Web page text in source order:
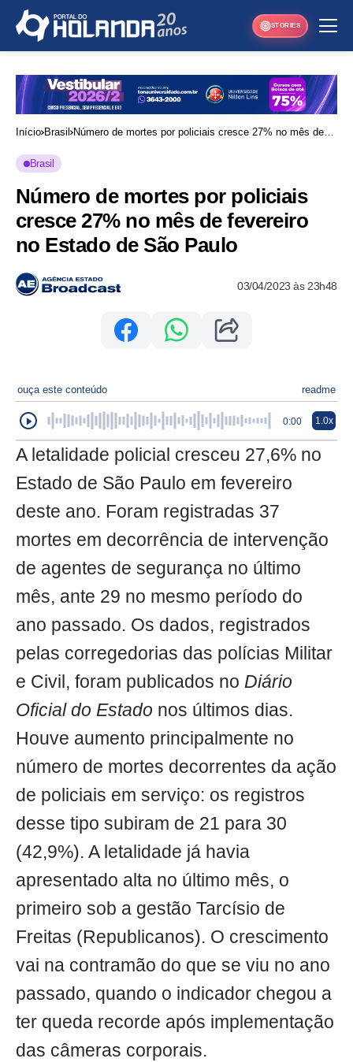
STORIES
Início Brasil
Número de mortes por policiais cresce 27% no mês de
Brasil
Número de mortes por policiais
cresce 27% no mês de fevereiro
no Estado de São Paulo
03/04/2023 às 23h48
ouça este conteúdo readme
0:00 1.0x
A letalidade policial cresceu 27,6% no
Estado de São Paulo em fevereiro
deste ano. Foram registradas 37
mortes em decorrência de intervenção
de agentes de segurança no último
mês, ante 29 no mesmo período do
ano passado. Os dados, registrados
pelas corregedorias das polícias Militar
e Civil, foram publicados no Diário
Oficial do Estado nos últimos dias.
Houve aumento principalmente no
número de mortes decorrentes da ação
de policiais em serviço: os registros
desse tipo subiram de 21 para 30
(42,9%). A letalidade já havia
apresentado alta no último mês, o
primeiro sob a gestão Tarcísio de
Freitas (Republicanos). O crescimento
vai na contramão do que se viu no ano
passado, quando o indicador chegou a
ter queda recorde após implementação
das câmeras corporais.